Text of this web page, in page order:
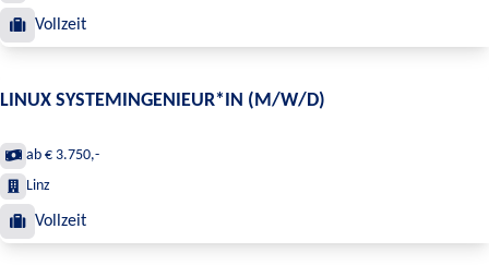
Vollzeit
LINUX SYSTEMINGENIEUR*IN (M/W/D)
ab € 3.750,-
Linz
Vollzeit